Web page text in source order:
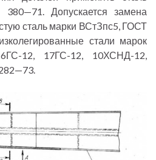
Допускается замена
сталь марки ВСтЗпс5, ГОСТ
стали марок
12, 17ГС-12, 10ХСНД-12,